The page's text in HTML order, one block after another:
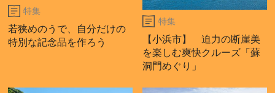
特集
若狭めのうで、自分だけの
特別な記念品を作ろう
特集
【小浜市】 迫力の断崖美
を楽しむ爽快クルーズ「蘇
洞門めぐり」